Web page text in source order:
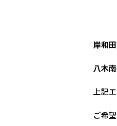
岸和
八木
上記
ご希